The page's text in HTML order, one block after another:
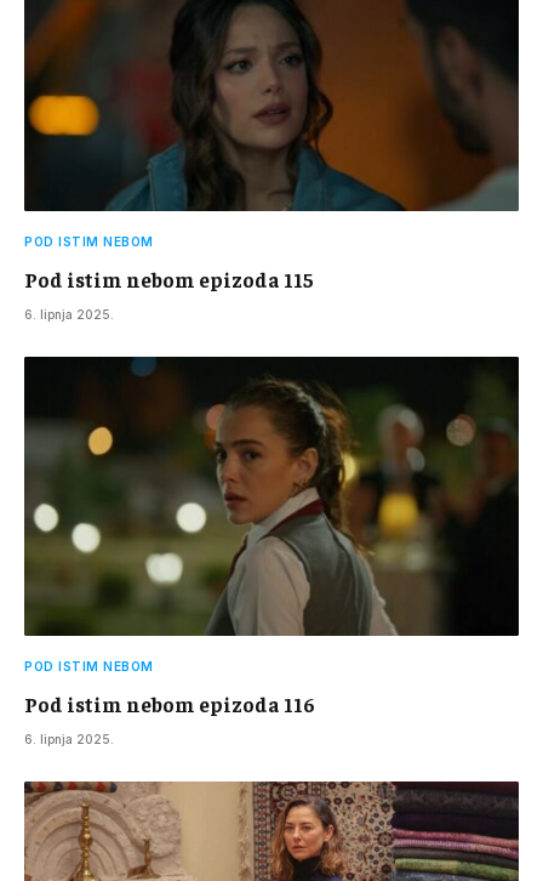
POD ISTIM NEBOM
Pod istim nebom epizoda 115
6. lipnja 2025.
POD ISTIM NEBOM
Pod istim nebom epizoda 116
6. lipnja 2025.